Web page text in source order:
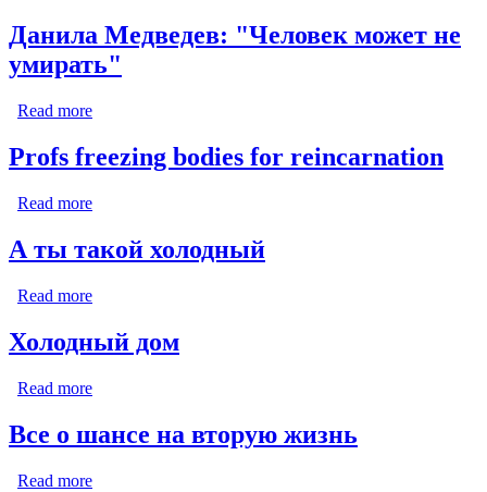
Данила Медведев: "Человек может не
умирать"
Read more
Profs freezing bodies for reincarnation
Read more
А ты такой холодный
Read more
Холодный дом
Read more
Все о шансе на вторую жизнь
Read more